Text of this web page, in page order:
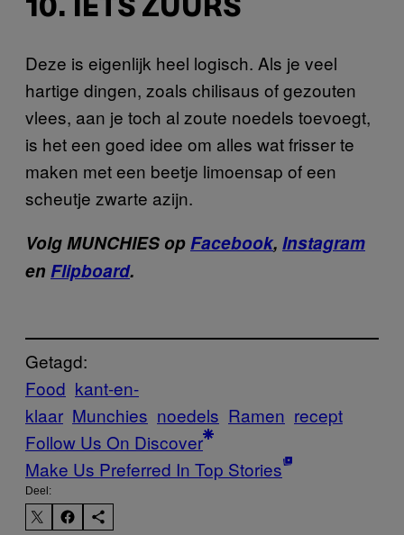
10. IETS ZUURS
Deze is eigenlijk heel logisch. Als je veel
hartige dingen, zoals chilisaus of gezouten
vlees, aan je toch al zoute noedels toevoegt,
is het een goed idee om alles wat frisser te
maken met een beetje limoensap of een
scheutje zwarte azijn.
Volg MUNCHIES opFacebook, Instagram
en Flipboard.
Getagd:
Food kant-en-
klaar Munchies noedels Ramen recept
Follow Us On Discover
Make Us Preferred In Top Stories
Deel: